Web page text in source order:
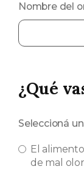
Nombre del
¿Qué
Seleccioná
El
de mal